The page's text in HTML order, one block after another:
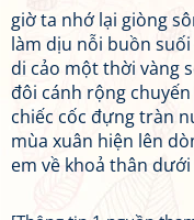
giờ ta nhớ lại giòng
làm dịu nỗi buồn suối
di cảo một thời vàng
đôi cánh rộng
chiếc cốc đựng tràn
mùa xuân hiện lên
em về khoả thân